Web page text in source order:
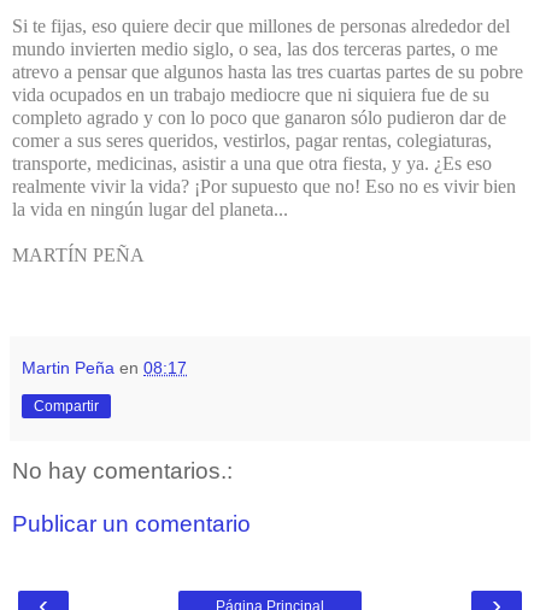
Si te fijas, eso quiere decir que millones de personas alrededor del
mundo invierten medio siglo, o sea, las dos terceras partes, o me
atrevo a pensar que algunos hasta las tres cuartas partes de su pobre
vida ocupados en un trabajo mediocre que ni siquiera fue de su
completo agrado y con lo poco que ganaron sólo pudieron dar de
comer a sus seres queridos, vestirlos, pagar rentas, colegiaturas,
transporte, medicinas, asistir a una que otra fiesta, y ya. ¿Es eso
realmente vivir la vida? ¡Por supuesto que no! Eso no es vivir bien
la vida en ningún lugar del planeta...
MARTÍN PEÑA
Martin Peña en 08:17
Compartir
No hay comentarios.:
Publicar un comentario
Página Principal